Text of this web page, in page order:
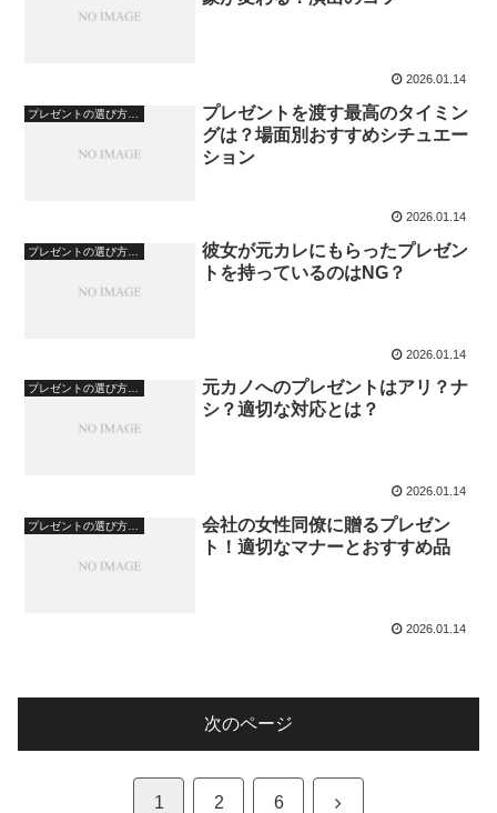
2026.01.14
プレゼントを渡す最高のタイミン
グは？場面別おすすめシチュエー
ション
2026.01.14
彼女が元カレにもらったプレゼン
トを持っているのはNG？
2026.01.14
プレゼントの選び方・心理
元カノへのプレゼントはアリ？ナ
シ？適切な対応とは？
2026.01.14
会社の女性同僚に贈るプレゼン
ト！適切なマナーとおすすめ品
2026.01.14
次のページ
1 2 6 次